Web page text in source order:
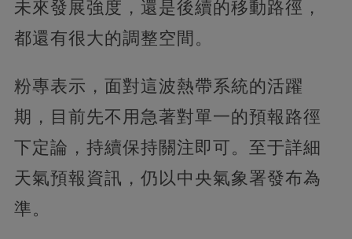
未來發展強度，還是後續的移動路徑，
都還有很大的調整空間。
粉專表示，面對這波熱帶系統的活躍
期，目前先不用急著對單一的預報路徑
下定論，持續保持關注即可。至于詳細
天氣預報資訊，仍以中央氣象署發布為
準。